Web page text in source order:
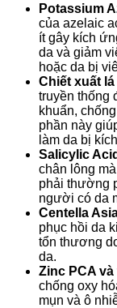
Potassium
của azelaic
ít gây kích
da và giảm
hoặc da bị
Chiết xuất
truyền thống
khuẩn,
phần này
làm da bị
Salicylic
chân lông
phải thường
người có da
Centella
phục hồi da
tổn thương
da.
Zinc PCA và
chống oxy
mụn và ô